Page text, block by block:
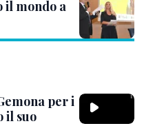
il mondo a
per i
il suo